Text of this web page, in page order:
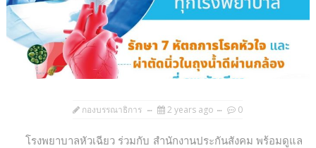
กองบรรณาธิการ 2 years ago 0
โรงพยาบาลหัวเฉียว ร่วมกับ สำนักงานประกันสังคม พร้อมดูแล